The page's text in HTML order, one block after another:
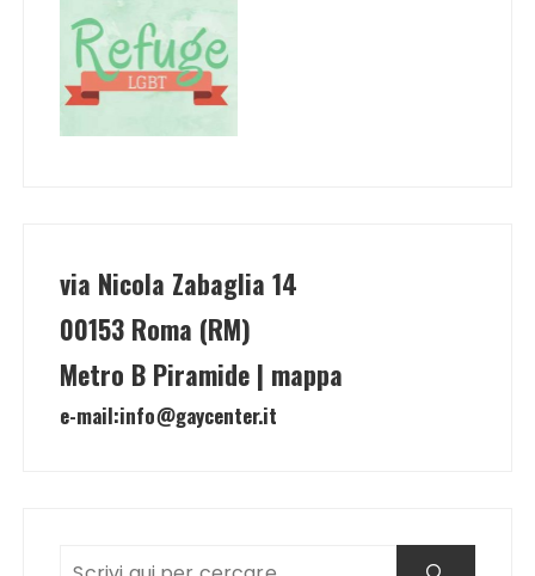
via Nicola Zabaglia 14
00153 Roma (RM)
Metro B Piramide | mappa
e-mail:info@gaycenter.it